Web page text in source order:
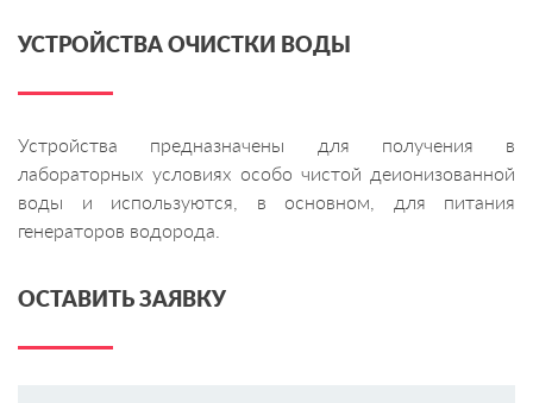
УСТРОЙСТВА ОЧИСТКИ ВОДЫ
Устройства предназначены для получения в
лабораторных условиях особо чистой деионизованной
воды и используются, в основном, для питания
генераторов водорода.
ОСТАВИТЬ ЗАЯВКУ